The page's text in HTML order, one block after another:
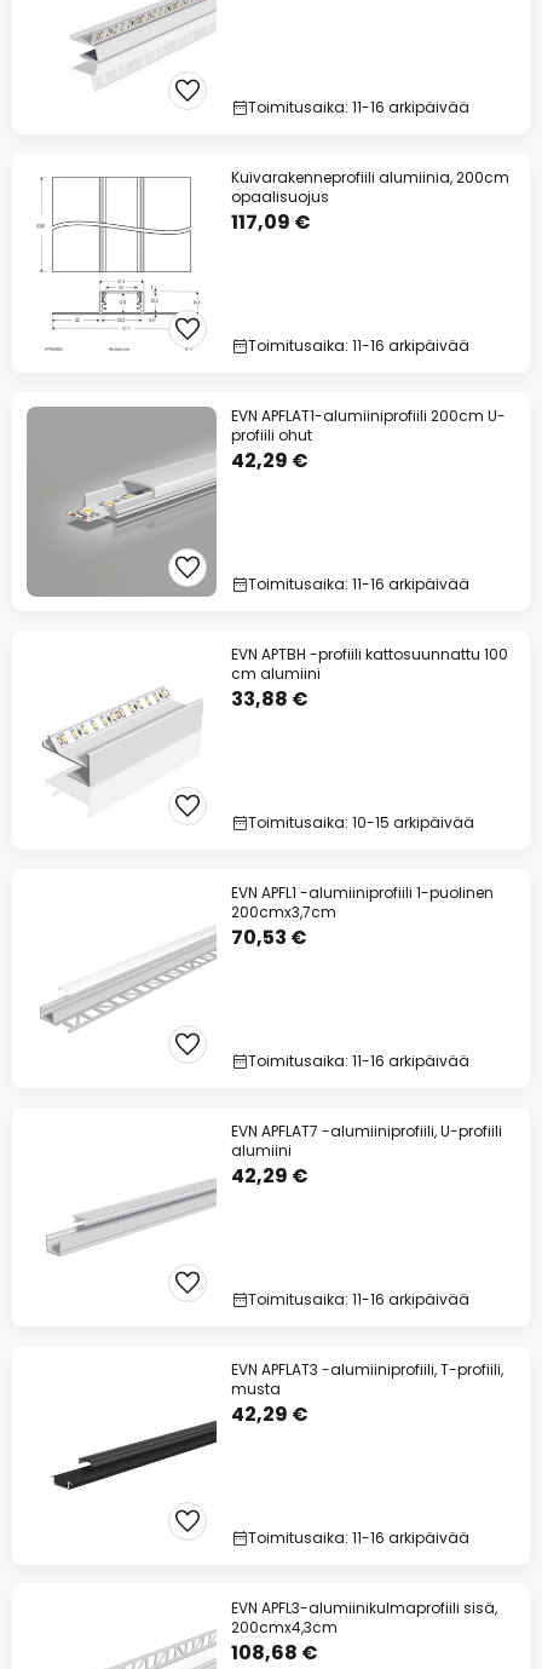
Toimitusaika: 11-16 arkipäivää
Kuivarakenneprofiili alumiinia, 200cm
opaalisuojus
117,09 €
Toimitusaika: 11-16 arkipäivää
EVN APFLAT1-alumiiniprofiili 200cm U-
profiili ohut
42,29 €
Toimitusaika: 11-16 arkipäivää
EVN APTBH -profiili kattosuunnattu 100
cm alumiini
33,88 €
Toimitusaika: 10-15 arkipäivää
EVN APFL1 -alumiiniprofiili 1-puolinen
200cmx3,7cm
70,53 €
Toimitusaika: 11-16 arkipäivää
EVN APFLAT7 -alumiiniprofiili, U-profiili
alumiini
42,29 €
Toimitusaika: 11-16 arkipäivää
EVN APFLAT3 -alumiiniprofiili, T-profiili,
musta
42,29 €
Toimitusaika: 11-16 arkipäivää
EVN APFL3-alumiinikulmaprofiili sisä,
200cmx4,3cm
108,68 €